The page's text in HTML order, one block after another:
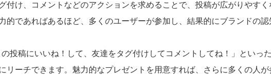
付け、コメントなどのアクションを求めることで、投稿が広がりやすく
的であればあるほど、多くのユーザーが参加し、結果的にブランドの認
投稿にいいね！して、友達をタグ付けしてコメントしてね！」といっ
リーチできます。魅力的なプレゼントを用意すれば、さらに多くの人が